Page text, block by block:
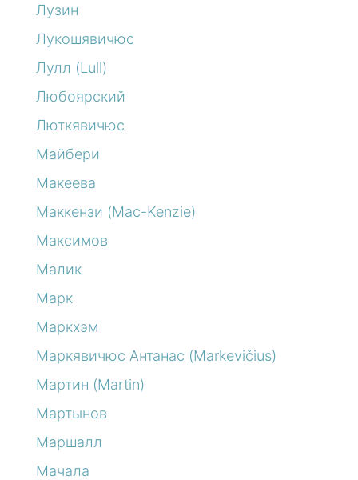
Лузин
Лукошявичюс
Лулл (Lull)
Любоярский
Люткявичюс
Майбери
Макеева
Маккензи (Mac-Kenzie)
Максимов
Малик
Марк
Маркхэм
Маркявичюс Антанас (Markevičius)
Мартин (Martin)
Мартынов
Маршалл
Мачала